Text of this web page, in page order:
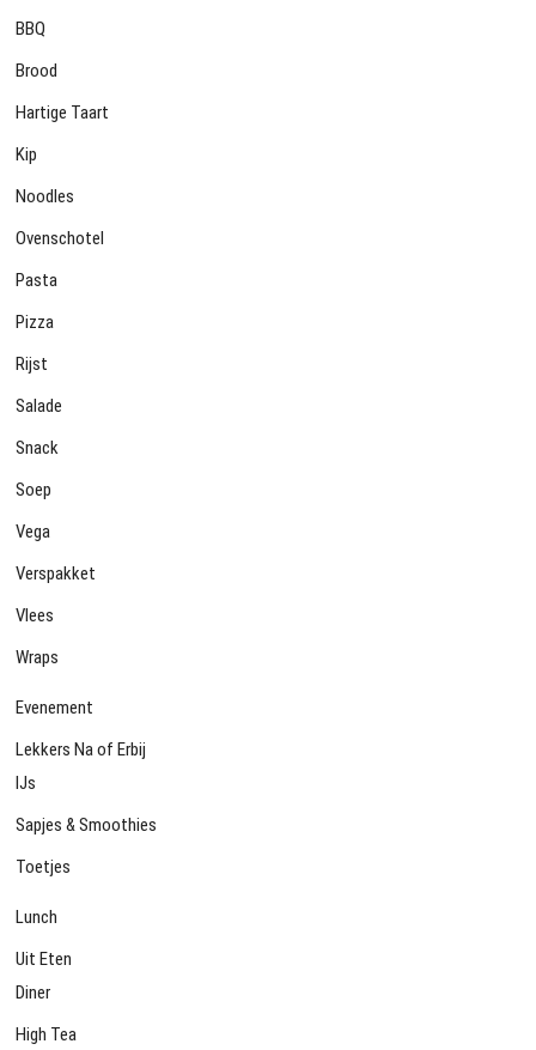
BBQ
Brood
Hartige Taart
Kip
Noodles
Ovenschotel
Pasta
Pizza
Rijst
Salade
Snack
Soep
Vega
Verspakket
Vlees
Wraps
Evenement
Lekkers Na of Erbij
IJs
Sapjes & Smoothies
Toetjes
Lunch
Uit Eten
Diner
High Tea